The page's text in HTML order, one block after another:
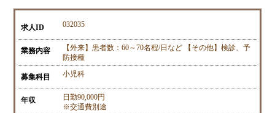
求人ID 032035
業務内容
【外来】患者数：60～70名程/日など 【その他】検診、予
防接種
募集科目 小児科
年収
日勤90,000円
※交通費別途